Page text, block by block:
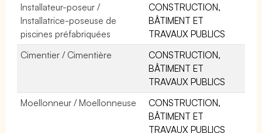
Installateur-poseur /
Installatrice-poseuse de
piscines préfabriquées
CONSTRUCTION,
BÂTIMENT ET
TRAVAUX PUBLICS
Cimentier / Cimentière
CONSTRUCTION,
BÂTIMENT ET
TRAVAUX PUBLICS
Moellonneur / Moellonneuse
CONSTRUCTION,
BÂTIMENT ET
TRAVAUX PUBLICS